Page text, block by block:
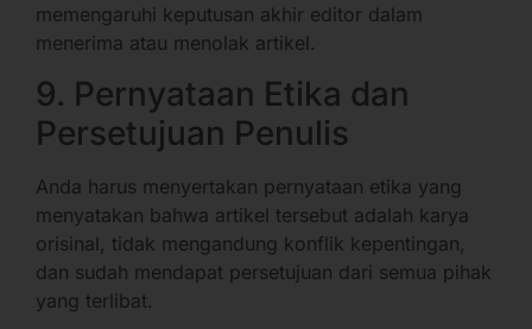
memengaruhi keputusan akhir editor dalam
menerima atau menolak artikel.
9. Pernyataan Etika dan
Persetujuan Penulis
Anda harus menyertakan pernyataan etika yang
menyatakan bahwa artikel tersebut adalah karya
orisinal, tidak mengandung konflik kepentingan,
dan sudah mendapat persetujuan dari semua pihak
yang terlibat.